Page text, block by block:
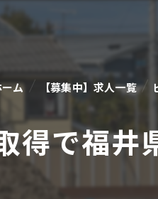
ーム 【募集中】求人一覧
得で福井